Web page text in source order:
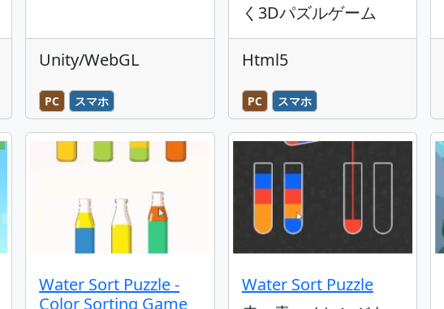
Unity/WebGL
PC スマホ
く3Dパズルゲーム
Html5
PC スマホ
Water Sort Puzzle -
Color Sorting Game
Water Sort Puzzle